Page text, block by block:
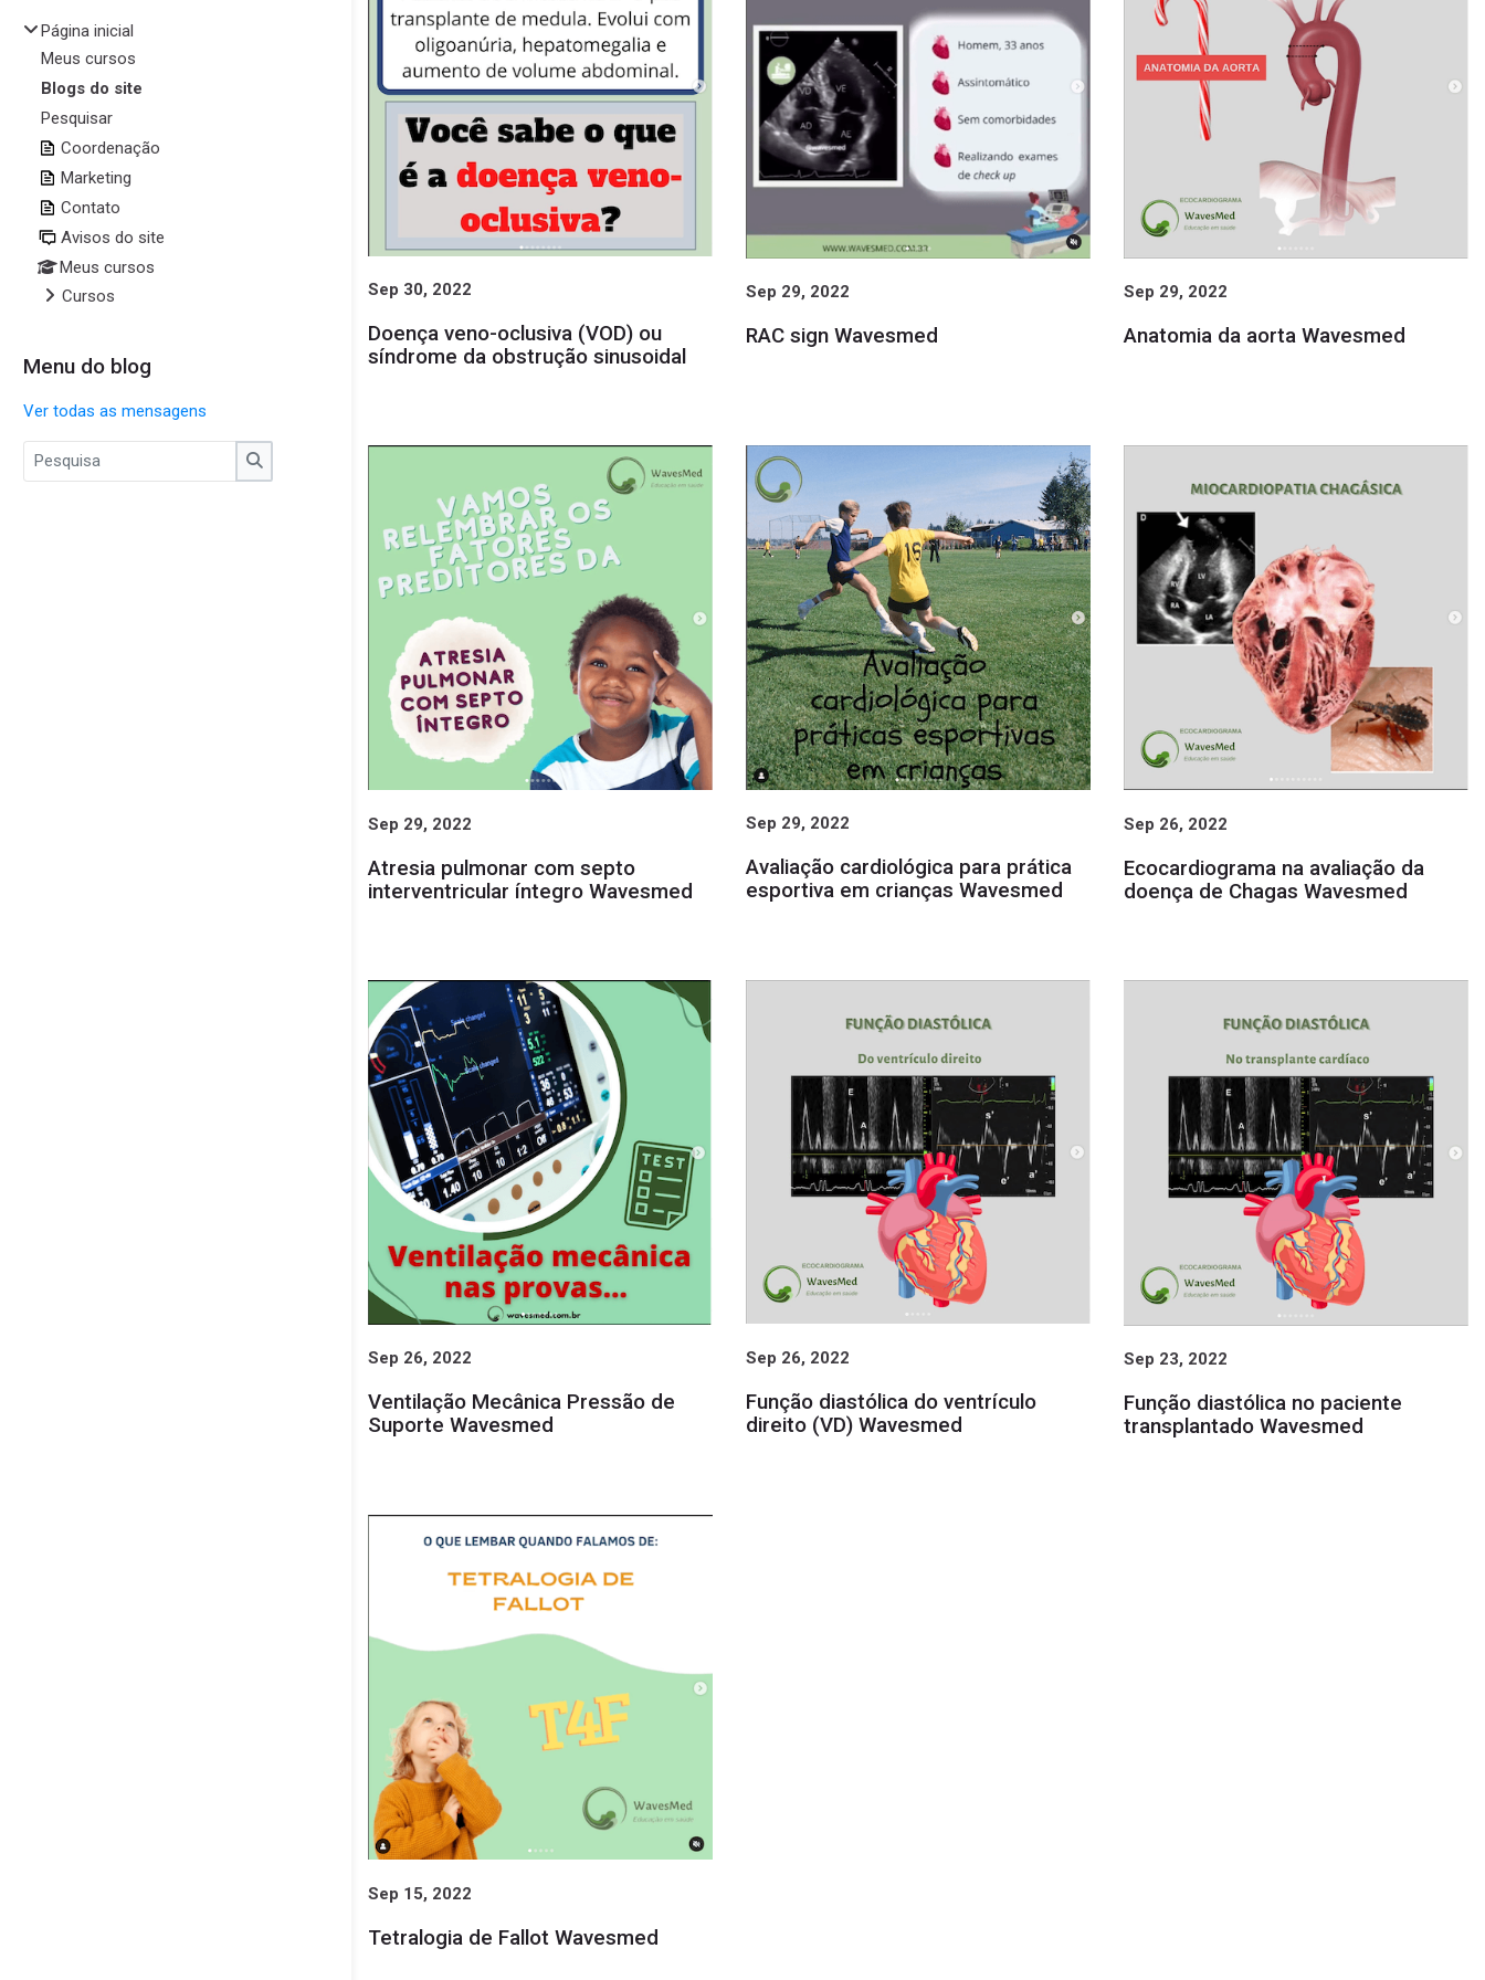
Página inicial
Meus cursos
Blogs do site
Pesquisar
Coordenação
Marketing
Contato
Avisos do site
Meus cursos
Cursos
Pular Menu do blog
Menu do blog
Ver todas as mensagens
Pesquisa
Pesquisa
Sep 30, 2022
Doença veno-oclusiva (VOD) ou
síndrome da obstrução sinusoidal
Sep 29, 2022
RAC sign Wavesmed
Sep 29, 2022
Anatomia da aorta Wavesmed
Sep 29, 2022
Atresia pulmonar com septo
interventricular íntegro Wavesmed
Sep 29, 2022
Avaliação cardiológica para prática
esportiva em crianças Wavesmed
Sep 26, 2022
Ecocardiograma na avaliação da
doença de Chagas Wavesmed
Sep 26, 2022
Ventilação Mecânica Pressão de
Suporte Wavesmed
Sep 26, 2022
Função diastólica do ventrículo
direito (VD) Wavesmed
Sep 23, 2022
Função diastólica no paciente
transplantado Wavesmed
Sep 15, 2022
Tetralogia de Fallot Wavesmed